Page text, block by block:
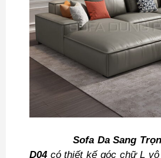
Sofa Da Sang Trọng,
D04 có thiết kế góc chữ L